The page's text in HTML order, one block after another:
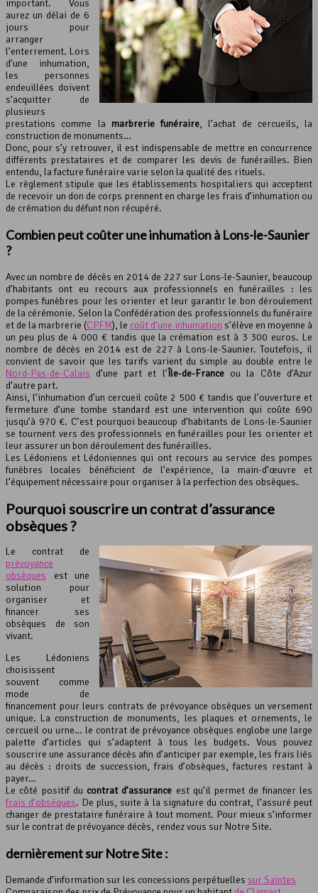
important. Vous
aurez un délai de 6
jours pour
arranger
l’enterrement. Lors
d’une inhumation,
les personnes
endeuillées doivent
s’acquitter de
plusieurs
prestations comme la marbrerie funéraire, l’achat de cercueils, la
construction de monuments…
Donc, pour s’y retrouver, il est indispensable de mettre en concurrence
différents prestataires et de comparer les devis de funérailles. Bien
entendu, la facture funéraire varie selon la qualité des rituels.
Le règlement stipule que les établissements hospitaliers qui acceptent
de recevoir un don de corps prennent en charge les frais d’inhumation ou
de crémation du défunt non récupéré.
Combien peut coûter une inhumation à Lons-le-Saunier
?
Avec un nombre de décès en 2014 de 227 sur Lons-le-Saunier, beaucoup
d’habitants ont eu recours aux professionnels en funérailles : les
pompes funèbres pour les orienter et leur garantir le bon déroulement
de la cérémonie. Selon la Confédération des professionnels du funéraire
et de la marbrerie (CPFM), le coût d’une inhumation s’élève en moyenne à
un peu plus de 4 000 € tandis que la crémation est à 3 300 euros. Le
nombre de décès en 2014 est de 227 à Lons-le-Saunier. Toutefois, il
convient de savoir que les tarifs varient du simple au double entre le
Nord-Pas-de-Calais d’une part et l’Île-de-Franceou la Côte d’Azur
d’autre part.
Ainsi, l’inhumation d’un cercueil coûte 2 500 € tandis que l’ouverture et
fermeture d’une tombe standard est une intervention qui coûte 690
jusqu’à 970 €. C’est pourquoi beaucoup d’habitants de Lons-le-Saunier
se tournent vers des professionnels en funérailles pour les orienter et
leur assurer un bon déroulement des funérailles.
Les Lédoniens et Lédoniennes qui ont recours au service des pompes
funèbres locales bénéficient de l’expérience, la main-d’œuvre et
l’équipement nécessaire pour organiser à la perfection des obsèques.
Pourquoi souscrire un contrat d’assurance
obsèques ?
Le contrat de
prévoyance
obsèques est une
solution pour
organiser et
financer ses
obsèques de son
vivant.
Les Lédoniens
choisissent
souvent comme
mode de
financement pour leurs contrats de prévoyance obsèques un versement
unique. La construction de monuments, les plaques et ornements, le
cercueil ou urne… le contrat de prévoyance obsèques englobe une large
palette d’articles qui s’adaptent à tous les budgets. Vous pouvez
souscrire une assurance décès afin d’anticiper par exemple, les frais liés
au décès : droits de succession, frais d’obsèques, factures restant à
payer…
Le côté positif du contrat d’assurance est qu’il permet de financer les
frais d’obsèques. De plus, suite à la signature du contrat, l’assuré peut
changer de prestataire funéraire à tout moment. Pour mieux s’informer
sur le contrat de prévoyance décès, rendez vous sur Notre Site.
dernièrement sur Notre Site :
Demande d’information sur les concessions perpétuelles sur Saintes